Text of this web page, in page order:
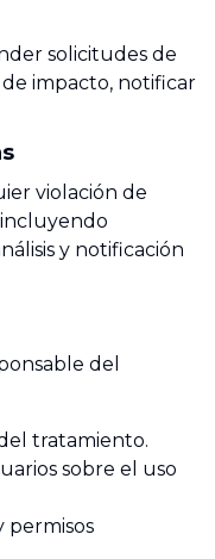
solicitudes de
impacto, notificar
violación de
y notificación
del
tratamiento.
sobre el uso
permisos